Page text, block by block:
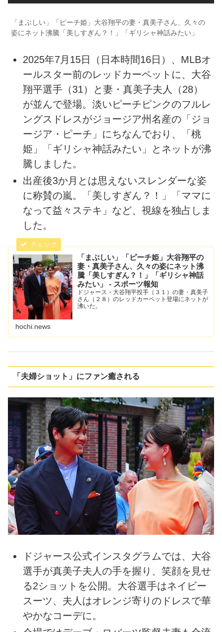
「まぶしい」「ピーチ姫」大谷翔平の妻・真美子さん、久々の
姿にネット沸騰「美しすぎん？！」「ギリシャ神話みたい」
2025年7月15日（日本時間16日）、MLBオ
ールスター前のレッドカーペットに、大谷
翔平選手（31）と妻・真美子夫人（28）
が並んで登場。淡いピーチピンクのフルレ
ングスドレスがジョージア州名産の「ジョ
ージア・ピーチ」にちなんでおり、「桃
姫」「ギリシャ神話みたい」とネットが沸
騰しました。
出産後3か月とは思えないスレンダーな姿
に称賛の嵐。「美しすぎん？！」「ママに
なって益々ステキ」など、視線を独占しま
した。
「まぶしい」「ピーチ姫」大谷翔平の
妻・真美子さん、久々の姿にネット沸
騰「美しすぎん？！」「ギリシャ神話
みたい」 - スポーツ報知
ドジャース・大谷翔平投手（３１）の妻・真美子
さん（２８）のレッドカーペット登場にネットが
沸いた。
hochi.news
「夫婦ショット」にファン癒される
ドジャース公式インスタグラムでは、大谷
選手が真美子夫人の手を握り、笑顔を見せ
る2ショットを公開。大谷選手はネイビー
スーツ、夫人はオレンジ寄りのドレスで華
やかなコーデに。